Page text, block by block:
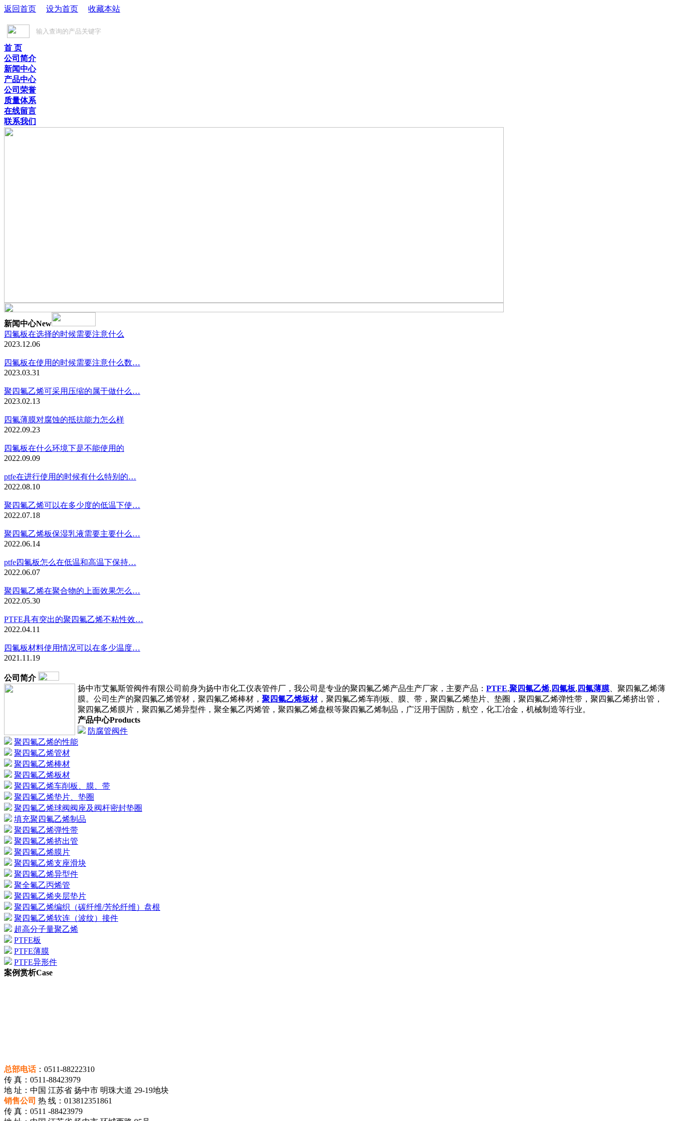
返回首页 设为首页 收藏本站
首 页
公司简介
新闻中心
产品中心
公司荣誉
质量体系
在线留言
联系我们
新闻中心New
四氟板在选择的时候需要注意什么
2023.12.06
四氟板在使用的时候需要注意什么数…
2023.03.31
聚四氟乙烯可采用压缩的属于做什么…
2023.02.13
四氟薄膜对腐蚀的抵抗能力怎么样
2022.09.23
四氟板在什么环境下是不能使用的
2022.09.09
ptfe在进行使用的时候有什么特别的…
2022.08.10
聚四氟乙烯可以在多少度的低温下使…
2022.07.18
聚四氟乙烯板保湿乳液需要主要什么…
2022.06.14
ptfe四氟板怎么在低温和高温下保持…
2022.06.07
聚四氟乙烯在聚合物的上面效果怎么…
2022.05.30
PTFE具有突出的聚四氟乙烯不粘性效…
2022.04.11
四氟板材料使用情况可以在多少温度…
2021.11.19
公司简介
扬中市艾氟斯管阀件有限公司前身为扬中市化工仪表管件厂，我公司是专业的聚四氟乙烯产品生产厂家，主要产品： PTFE,聚四氟乙烯, 四氟板, 四氟薄膜 、聚四氟乙烯薄
膜。公司生产的聚四氟乙烯管材，聚四氟乙烯棒材， 聚四氟乙烯板材，聚四氟乙烯车削板、膜、带，聚四氟乙烯垫片、垫圈，聚四氟乙烯弹性带，聚四氟乙烯挤出管，
聚四氟乙烯膜片，聚四氟乙烯异型件，聚全氟乙丙烯管，聚四氟乙烯盘根等聚四氟乙烯制品，广泛用于国防，航空，化工冶金，机械制造等行业。
产品中心Products
防腐管阀件
聚四氟乙烯的性能
聚四氟乙烯管材
聚四氟乙烯棒材
聚四氟乙烯板材
聚四氟乙烯车削板、膜、带
聚四氟乙烯垫片、垫圈
聚四氟乙烯球阀阀座及阀杆密封垫圈
填充聚四氟乙烯制品
聚四氟乙烯弹性带
聚四氟乙烯挤出管
聚四氟乙烯膜片
聚四氟乙烯支座滑块
聚四氟乙烯异型件
聚全氟乙丙烯管
聚四氟乙烯夹层垫片
聚四氟乙烯编织（碳纤维/芳纶纤维）盘根
聚四氟乙烯软连（波纹）接件
超高分子量聚乙烯
PTFE板
PTFE薄膜
PTFE异形件
案例赏析Case
总部电话：0511-88222310
传 真：0511-88423979
地 址：中国 江苏省 扬中市 明珠大道 29-19地块
销售公司 热 线：013812351861
传 真：0511 -88423979